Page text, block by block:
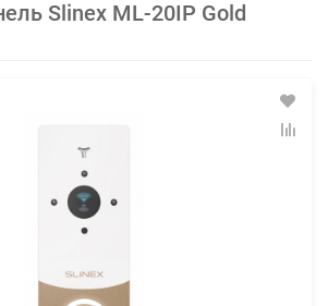
Slinex ML-20IP Gold